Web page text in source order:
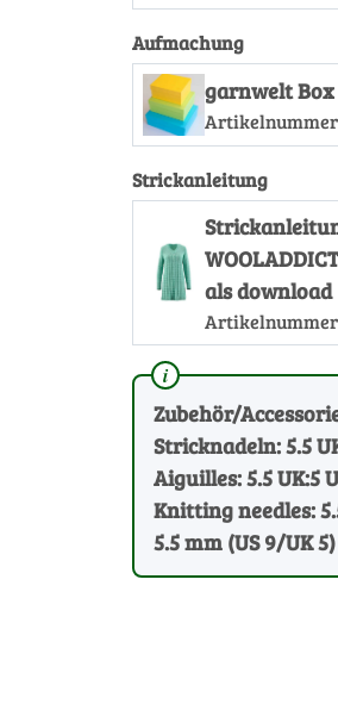
Aufmachung
garnwelt Box
Strickanleitung
als download
Zubehör/
Stricknadeln: 5.5
Aiguilles: 5.5 UK:5
Knitting needles:
5.5 mm (US 9/UK 5)